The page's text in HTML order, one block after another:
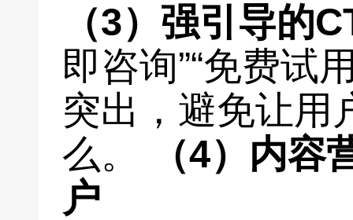
（3）强引导的
即咨询”“免费试
突出，避免让用
么。
（4）内容
户